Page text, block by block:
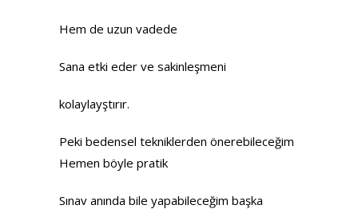
Hem de uzun vadede
Sana etki eder ve sakinleşmeni
kolaylayştırır.
Peki bedensel tekniklerden önerebileceğim
Hemen böyle pratik
Sınav anında bile yapabileceğim başka